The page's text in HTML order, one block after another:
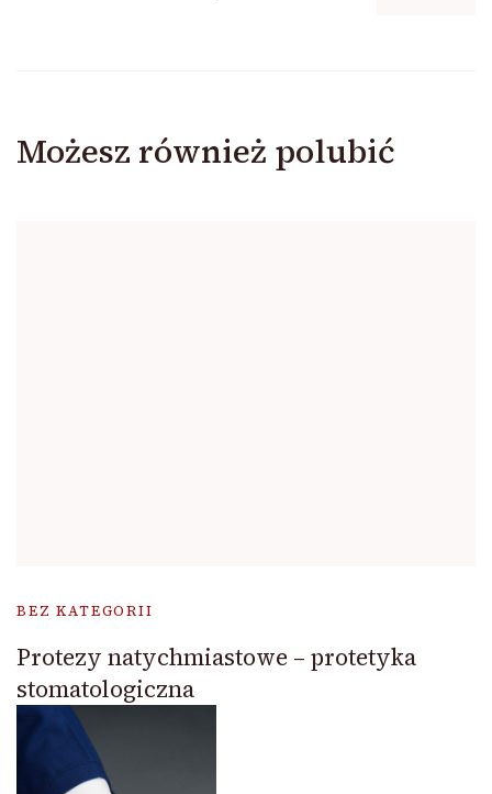
Możesz również polubić
BEZ KATEGORII
Protezy natychmiastowe – protetyka
stomatologiczna